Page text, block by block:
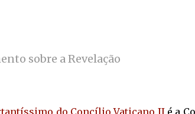
sobre a Revelação
do Concílio Vaticano IIé a